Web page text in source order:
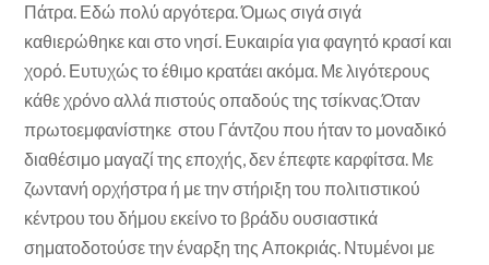
Πάτρα. Εδώ πολύ αργότερα. Όμως σιγά σιγά
καθιερώθηκε και στο νησί. Ευκαιρία για φαγητό κρασί και
χορό. Ευτυχώς το έθιμο κρατάει ακόμα. Με λιγότερους
κάθε χρόνο αλλά πιστούς οπαδούς της τσίκνας.Όταν
πρωτοεμφανίστηκε στου Γάντζου που ήταν το μοναδικό
διαθέσιμο μαγαζί της εποχής, δεν έπεφτε καρφίτσα. Με
ζωντανή ορχήστρα ή με την στήριξη του πολιτιστικού
κέντρου του δήμου εκείνο το βράδυ ουσιαστικά
σηματοδοτούσε την έναρξη της Αποκριάς. Ντυμένοι με